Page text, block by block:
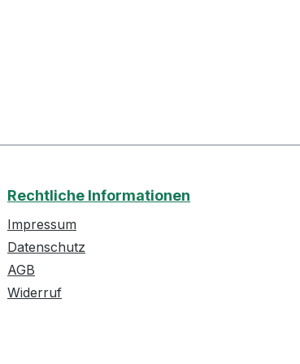
Rechtliche Informationen
Impressum
Datenschutz
AGB
Widerruf